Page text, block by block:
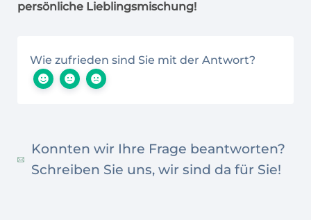
persönliche Lieblingsmischung!
Wie zufrieden sind Sie mit der Antwort?
Konnten wir Ihre Frage beantworten?
Schreiben Sie uns, wir sind da für Sie!